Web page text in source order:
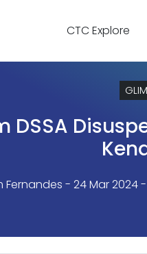
CTC Explore
DSSA
Fernandes - 24 Mar 2024